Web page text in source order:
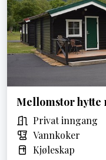
Mellomstor hytte
Privat inngang
Vannkoker
Kjøleskap